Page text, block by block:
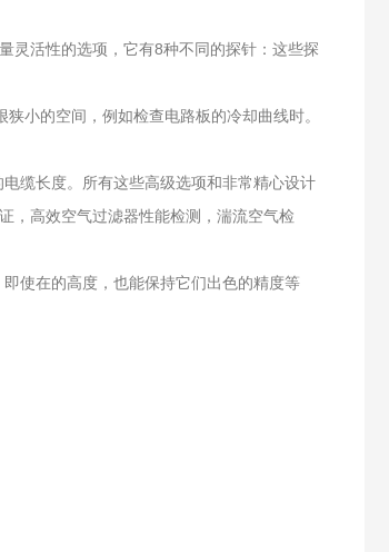
灵活性的选项，它有8种不同的探针：这些探
小的空间，例如检查电路板的冷却曲线时。
缆长度。所有这些高级选项和非常精心设计
，高效空气过滤器性能检测，湍流空气检
使在的高度，也能保持它们出色的精度等